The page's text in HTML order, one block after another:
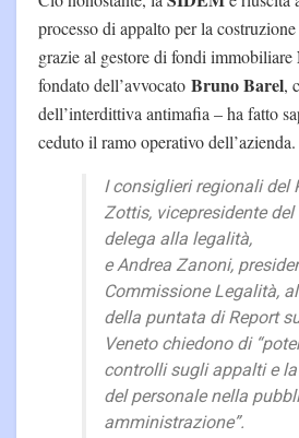
processo di appalto per la
grazie al gestore di fondi immobiliare
fondato dell’avvocato Bruno Barel,
dell’interdittiva antimafia – ha fatto
ceduto il ramo operativo dell’azienda.
I consiglieri regionali del
Zottis, vicepresidente
delega alla legalità,
e Andrea Zanoni,
Commissione Legalità,
della puntata di Report
Veneto chiedono di
controlli sugli appalti e
del personale nella
amministrazione”.